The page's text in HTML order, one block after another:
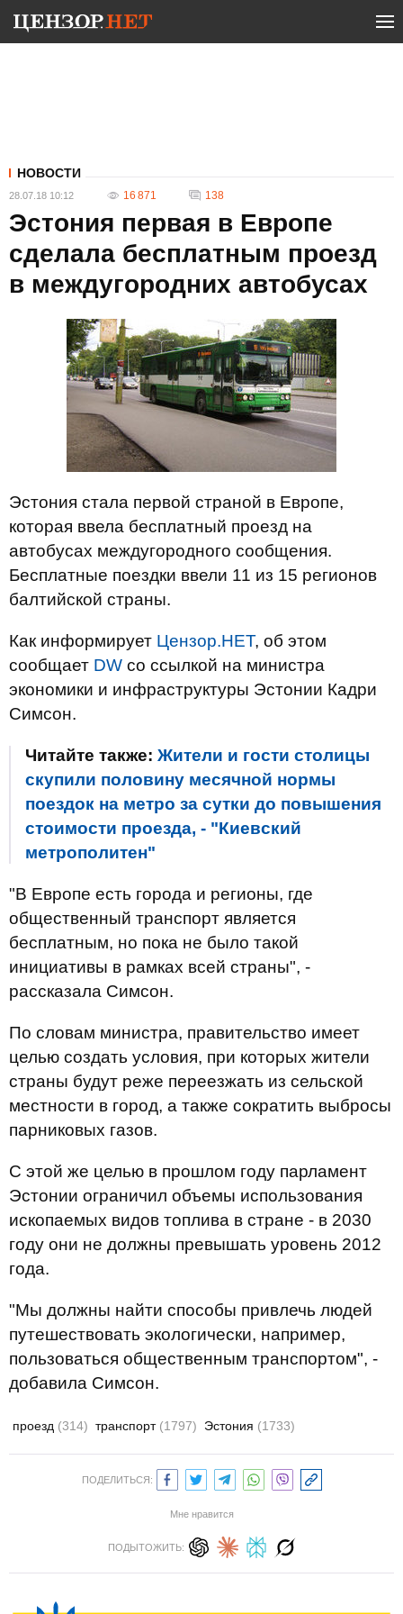
НОВОСТИ
28.07.18 10:12 16 871 138
Эстония первая в Европе
сделала бесплатным проезд
в междугородних автобусах
Эстония стала первой страной в Европе,
которая ввела бесплатный проезд на
автобусах междугородного сообщения.
Бесплатные поездки ввели 11 из 15 регионов
балтийской страны.
Как информирует Цензор.НЕТ, об этом
сообщает DW со ссылкой на министра
экономики и инфраструктуры Эстонии Кадри
Симсон.
Читайте также: Жители и гости столицы
скупили половину месячной нормы
поездок на метро за сутки до повышения
стоимости проезда, - "Киевский
метрополитен"
"В Европе есть города и регионы, где
общественный транспорт является
бесплатным, но пока не было такой
инициативы в рамках всей страны", -
рассказала Симсон.
По словам министра, правительство имеет
целью создать условия, при которых жители
страны будут реже переезжать из сельской
местности в город, а также сократить выбросы
парниковых газов.
С этой же целью в прошлом году парламент
Эстонии ограничил объемы использования
ископаемых видов топлива в стране - в 2030
году они не должны превышать уровень 2012
года.
"Мы должны найти способы привлечь людей
путешествовать экологически, например,
пользоваться общественным транспортом", -
добавила Симсон.
проезд (314) транспорт (1797) Эстония (1733)
ПОДЕЛИТЬСЯ:
Мне нравится
ПОДЫТОЖИТЬ: